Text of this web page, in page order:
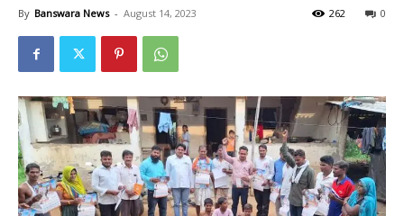
By Banswara News - August 14, 2023 0
262